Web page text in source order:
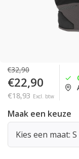
€32,90
€22,90
€18,93 Excl. btw
Maak een keuze
Kies een maat: S